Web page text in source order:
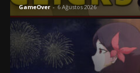
GameOver - 6 Ağustos 2026